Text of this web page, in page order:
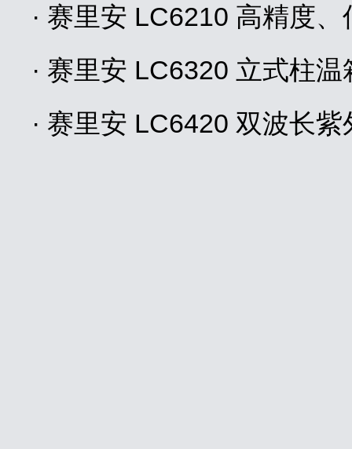
· 赛里安 LC6210 高精度
· 赛里安 LC6320 立式柱温
· 赛里安 LC6420 双波长